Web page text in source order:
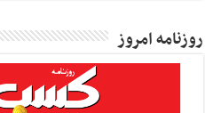
روزنامه امروز